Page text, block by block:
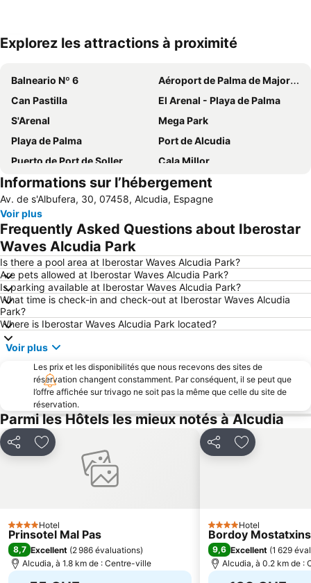
Explorez les attractions à proximité
Balneario Nº 6
Aéroport de Palma de Majorque
Can Pastilla
El Arenal - Playa de Palma
S'Arenal
Mega Park
Playa de Palma
Port de Alcudia
Puerto de Port de Soller
Cala Millor
Les Meravelles
Platja d'Alcudia
Crique d'Agulla
Port de Pollensa
Platja de Palma
Cala d'Or
Palma City Sightseeing
Centre
Santa Catalina
Aquarium de Palma
Club nautique Cala Ratjada
Sant Jordi
Playa Sa marina de Alcudia
Portixol
Bamboleo
Village de Valdemossa
S´Illot - Cala Moreja
Parc Naturel de St Albufera de Majorque
Discothèque Riu Palace
El Molinar
Port d'El Arenal - Club Nautique
Port de Porto Cristo
Ballonfahrt mit All in One Mallorca
Cité-Jardin
Platja de Sa Coma
Pabisa Beach Club
Sant Jaume
El Jonquet
Cala Ferrera
Plaça d'Espanya
Palais Royal de l'Almudaina
Informations sur l’hébergement
Av. de s'Albufera, 30, 07458, Alcudia, Espagne
Voir plus
Frequently Asked Questions about Iberostar
Waves Alcudia Park
Is there a pool area at Iberostar Waves Alcudia Park?
Are pets allowed at Iberostar Waves Alcudia Park?
Is parking available at Iberostar Waves Alcudia Park?
What time is check-in and check-out at Iberostar Waves Alcudia
Park?
Where is Iberostar Waves Alcudia Park located?
Voir plus
Les prix et les disponibilités que nous recevons des sites de
réservation changent constamment. Par conséquent, il se peut que
l’offre affichée sur trivago ne soit pas la même que celle du site de
réservation.
Parmi les Hôtels les mieux notés à Alcudia
PartagerAjouter à mes favoris
4 ÉtoilesHotel
Prinsotel Mal Pas
8,7 Excellent (2 986 évaluations)
Alcudia, à 1.8 km de : Centre-ville
PartagerAjouter à
4 ÉtoilesHotel
Bordoy
9,6 Excellent (1 629
Alcudia, à 0.2 km de :